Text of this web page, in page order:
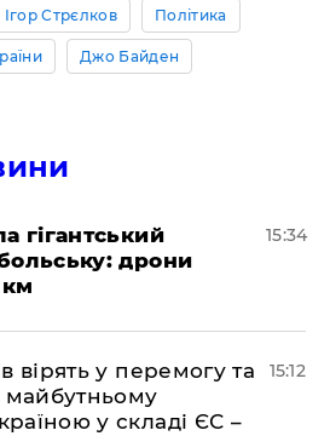
Ігор Стрєлков Політика
Джо Байден
гігантський
дрони
15:34
вірять у перемогу та
майбутньому
у складі ЄС –
15:12